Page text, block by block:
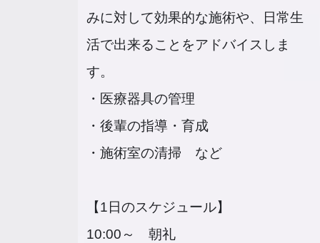
みに対して効果的な施術や、日常生
活で出来ることをアドバイスしま
す。
・医療器具の管理
・後輩の指導・育成
・施術室の清掃 など
【1日のスケジュール】
10:00～ 朝礼